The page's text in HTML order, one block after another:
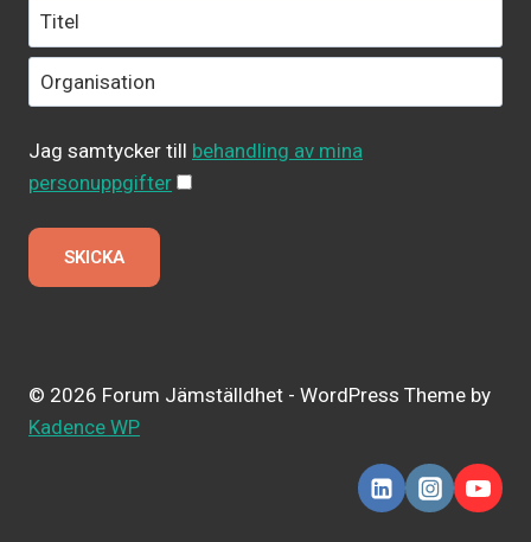
Jag samtycker till behandling av mina
personuppgifter
© 2026 Forum Jämställdhet - WordPress Theme by
Kadence WP